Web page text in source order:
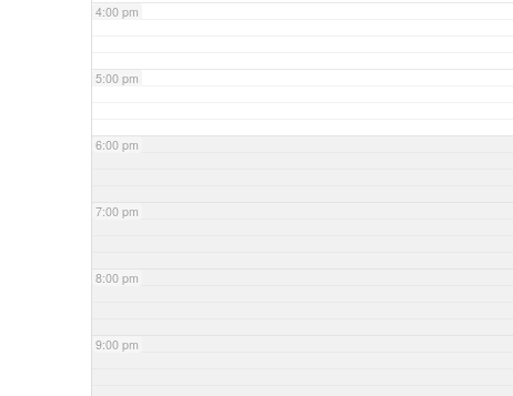
4:00 pm
5:00 pm
6:00 pm
7:00 pm
8:00 pm
9:00 pm